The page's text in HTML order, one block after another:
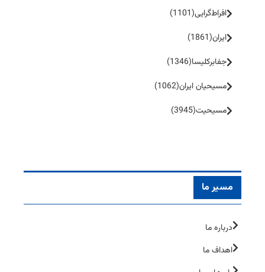
افراط‌گرایی(1101)
ایران(1861)
جفا‌بر‌کلیسا(1346)
مسیحیان ایران(1062)
مسیحیت(3945)
مسیر ما
درباره ما
اهداف ما